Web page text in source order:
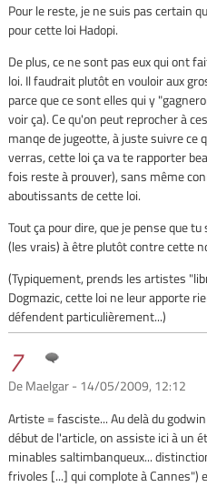
Pour le reste, je ne suis pas certain
pour cette loi Hadopi.
De plus, ce ne sont pas eux qui ont
loi. Il faudrait plutôt en vouloir aux
parce que ce sont elles qui y
voir ça). Ce qu'on peut reprocher à
manqe de jugeotte, à juste suivre ce
verras, cette loi ça va te rapporter
fois reste à prouver), sans même
aboutissants de cette loi.
Tout ça pour dire, que je pense que
(les vrais) à être plutôt contre cette
(Typiquement, prends les artistes
Dogmazic, cette loi ne leur apporte
défendent particulièrement...)
7
De Maelgar - 14/05/2009, 12:12
Artiste = fasciste... Au delà du
début de l'article, on assiste ici à un
minables saltimbanqueux...
frivoles [...] qui complote à Cannes")